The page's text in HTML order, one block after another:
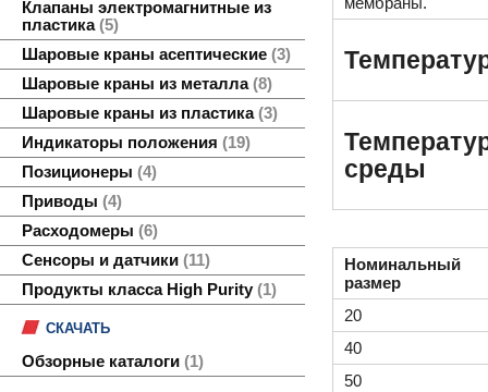
Клапаны электромагнитные из
пластика 5
Шаровые краны асептические 3
Шаровые краны из металла 8
Шаровые краны из пластика 3
Индикаторы положения
19
Позиционеры
4
Приводы
4
Расходомеры
6
Сенсоры и датчики
11
Продукты класса High Purity
1
СКАЧАТЬ
Обзорные каталоги 1
среды
Номинальный
размер
20
40
50